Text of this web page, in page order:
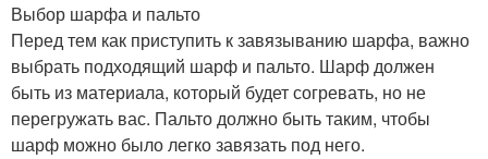
Выбор шарфа и пальто
Перед тем как приступить к завязыванию шарфа, важно
выбрать подходящий шарф и пальто. Шарф должен
быть из материала, который будет согревать, но не
перегружать вас. Пальто должно быть таким, чтобы
шарф можно было легко завязать под него.